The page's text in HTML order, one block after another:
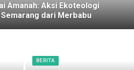
Amanah: Aksi Ekoteologi
dari Merbabu
BERITA